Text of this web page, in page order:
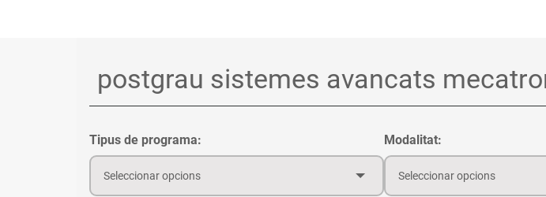
Tipus de programa:
Seleccionar opcions
Modalitat:
Seleccionar opcions